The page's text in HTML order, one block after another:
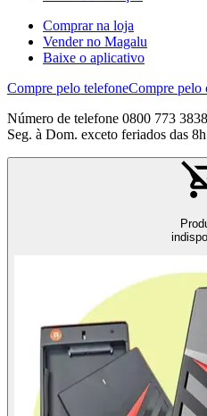
Comprar na loja
Vender no Magalu
Baixe o aplicativo
Compre pelo telefoneCompre pelo
Número de telefone 0800 773 3838
Seg. à Dom. exceto feriados das